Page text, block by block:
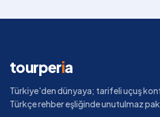
tourperia
Türkiye'den dünyaya; tarifeli uçuş
Türkçe rehber eşliğinde unutulmaz